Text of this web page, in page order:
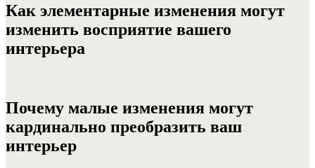
Как элементарные изменения могут
изменить восприятие вашего
интерьера
Почему малые изменения могут
кардинально преобразить ваш
интерьер